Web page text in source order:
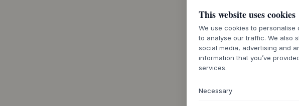
This website uses cookies
We use cookies to
to analyse our traffic. We also
social media, advertising and
information that you’ve
services.
Necessary